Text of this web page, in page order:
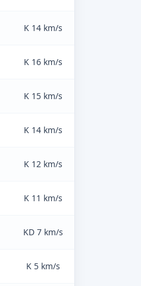
K 14 km/s
K 16 km/s
K 15 km/s
K 14 km/s
K 12 km/s
K 11 km/s
KD 7 km/s
K 5 km/s